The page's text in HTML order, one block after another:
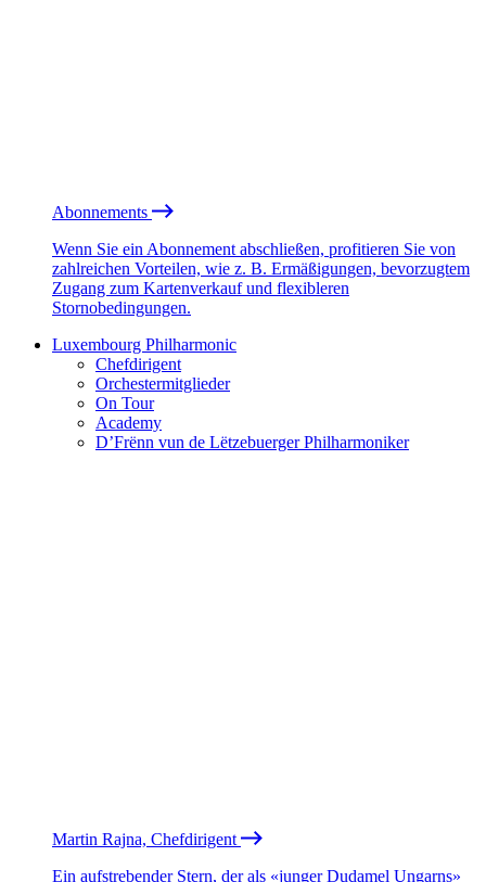
Abonnements
Wenn Sie ein Abonnement abschließen, profitieren Sie von
zahlreichen Vorteilen, wie z. B. Ermäßigungen, bevorzugtem
Zugang zum Kartenverkauf und flexibleren
Stornobedingungen.
Luxembourg Philharmonic
Chefdirigent
Orchestermitglieder
On Tour
Academy
D’Frënn vun de Lëtzebuerger Philharmoniker
Martin Rajna, Chefdirigent
Ein aufstrebender Stern, der als «junger Dudamel Ungarns»